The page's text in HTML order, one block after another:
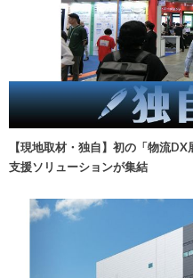
【現地取材・独自】初の「物流
支援ソリューションが集結